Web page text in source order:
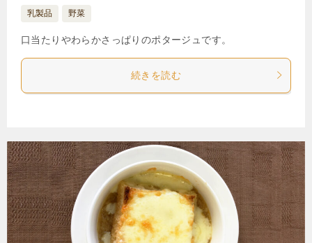
乳製品 野菜
口当たりやわらかさっぱりのポタージュです。
続きを読む